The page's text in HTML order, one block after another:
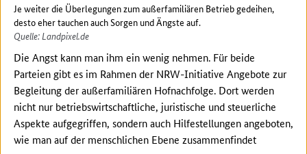
Je weiter die Überlegungen zum außerfamiliären Betrieb gedeihen,
desto eher tauchen auch Sorgen und Ängste auf.
Quelle: Landpixel.de
Die Angst kann man ihm ein wenig nehmen. Für beide
Parteien gibt es im Rahmen der NRW-Initiative Angebote zur
Begleitung der außerfamiliären Hofnachfolge. Dort werden
nicht nur betriebswirtschaftliche, juristische und steuerliche
Aspekte aufgegriffen, sondern auch Hilfestellungen angeboten,
wie man auf der menschlichen Ebene zusammenfindet